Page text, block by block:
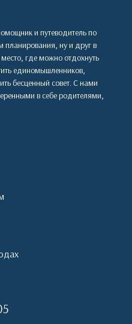
и путеводитель по
планирования, ну и друг в
где можно отдохнуть
единомышленников,
бесценный совет. С нами
в себе родителями,